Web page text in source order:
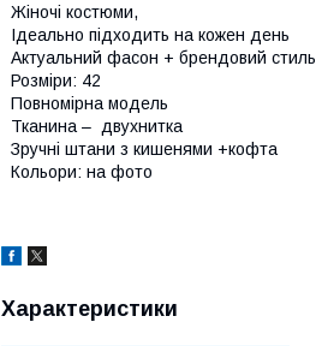
Жіночі костюми,
Ідеально підходить на кожен день
Актуальний фасон + брендовий стиль
Розміри: 42
Повномірна модель
Тканина – двухнитка
Зручні штани з кишенями +кофта
Кольори: на фото
Характеристики